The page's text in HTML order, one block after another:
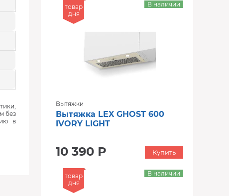
без
в
товар
дня
Вытяжки
Вытяжка LEX GHOST 600
IVORY LIGHT
10 390 Р
В наличии
Купить
товар
дня
В наличии